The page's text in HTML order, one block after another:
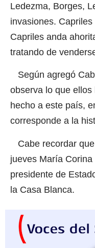
Ledezma, Borges,
invasiones.
Capriles anda
tratando de
Según agregó
observa lo que
hecho a este país,
corresponde a la
Cabe recordar
jueves María
presidente de
la Casa Blanca.